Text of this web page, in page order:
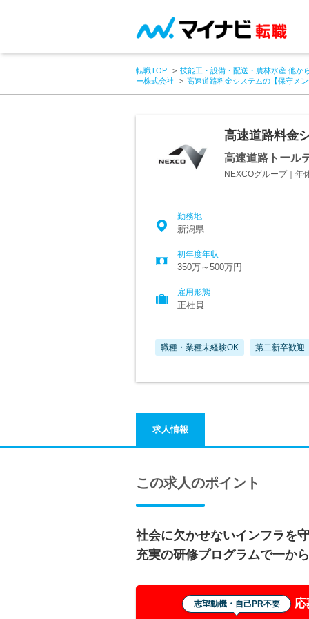
転職TOP
技能工・設備・配送・農林水産 他か
ー株式会社
高速道路料金システムの【保守メ
高速道路料金
高速道路トール
NEXCOグループ｜年
勤務地
新潟県
初年度年収
350万～500万円
雇用形態
正社員
職種・業種未経験OK 第二新卒歓迎
求人情報
この求人のポイント
社会に欠かせないインフラを
充実の研修プログラムで一か
志望動機・自己PR不要